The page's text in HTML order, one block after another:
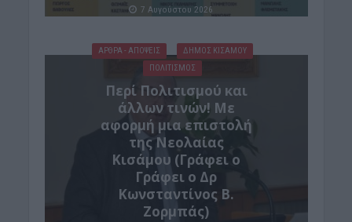
7 Αυγούστου 2026
ΑΡΘΡΑ - ΑΠΟΨΕΙΣ
ΔΉΜΟΣ ΚΙΣΆΜΟΥ
ΠΟΛΙΤΙΣΜΟΣ
Περί Πολιτισμού και
άλλων τινών! Mε
αφορμή μια επιστολή
της Νεολαίας
Κισάμου (Γράφει ο
Γράφει ο Δρ
Κωνσταντίνος Β.
Ζορμπάς)